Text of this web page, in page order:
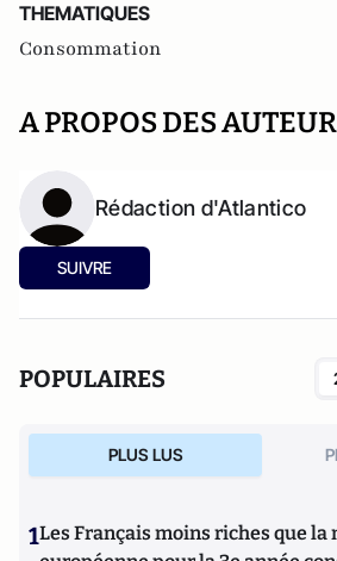
THEMATIQUES
Consommation
A PROPOS DES
Rédaction d'Atlantico
SUIVRE
POPULAIRES
PLUS LUS
1Les Français moins riches que la